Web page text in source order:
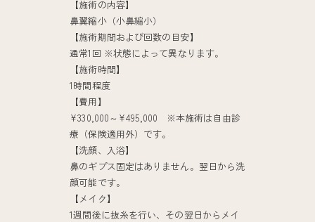
【施術の内容】
鼻翼縮小（小鼻縮小）
【施術期間および回数の目安】
通常1回 ※状態によって異なります。
【施術時間】
1時間程度
【費用】
¥330,000～¥495,000 ※本施術は自由診
療（保険適用外）です。
【洗顔、入浴】
鼻のギプス固定はありません。翌日から洗
顔可能です。
【メイク】
1週間後に抜糸を行い、その翌日からメイ